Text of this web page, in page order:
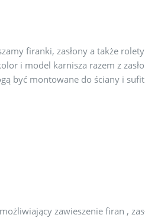
firanki, zasłony a także
i model karnisza razem z
być montowane do ściany i
zawieszenie firan ,